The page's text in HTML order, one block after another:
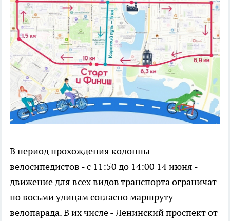
В период прохождения колонны
велосипедистов - с 11:50 до 14:00 14 июня -
движение для всех видов транспорта ограничат
по восьми улицам согласно маршруту
велопарада. В их числе - Ленинский проспект от